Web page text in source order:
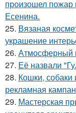
произошел пожар
Есенина.
25. Вязаная
украшение
26. Атмосферный
27. Её назвали
28. Кошки,
рекламная
29. Мастерская